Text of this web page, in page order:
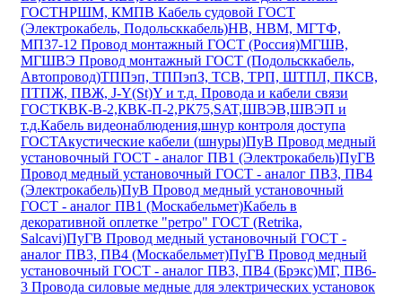
ГОСТНРШМ, КМПВ Кабель судовой ГОСТ
(Электрокабель, Подольсккабель)НВ, НВМ, МГТФ,
МП37-12 Провод монтажный ГОСТ (Россия)МГШВ,
МГШВЭ Провод монтажный ГОСТ (Подольсккабель,
Автопровод)ТППэп, ТППэпЗ, ТСВ, ТРП, ШТПЛ, ПКСВ,
ПТПЖ, ПВЖ, J-Y(St)Y и т.д. Провода и кабели связи
ГОСТКВК-В-2,КВК-П-2,РК75,SAT,ШВЭВ,ШВЭП и
т.д.Кабель видеонаблюдения,шнур контроля доступа
ГОСТАкустические кабели (шнуры)ПуВ Провод медный
установочный ГОСТ - аналог ПВ1 (Электрокабель)ПуГВ
Провод медный установочный ГОСТ - аналог ПВ3, ПВ4
(Электрокабель)ПуВ Провод медный установочный
ГОСТ - аналог ПВ1 (Москабельмет)Кабель в
декоративной оплетке "ретро" ГОСТ (Retrika,
Salcavi)ПуГВ Провод медный установочный ГОСТ -
аналог ПВ3, ПВ4 (Москабельмет)ПуГВ Провод медный
установочный ГОСТ - аналог ПВ3, ПВ4 (Брэкс)МГ, ПВ6-
3 Провода силовые медные для электрических установок